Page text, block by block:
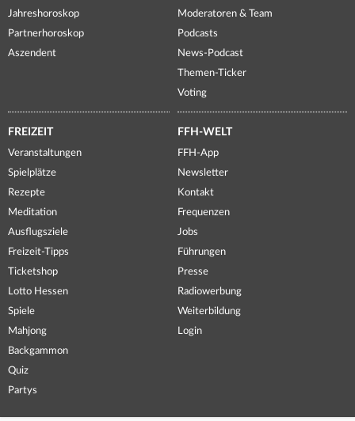
Jahreshoroskop
Partnerhoroskop
Aszendent
Moderatoren & Team
Podcasts
News-Podcast
Themen-Ticker
Voting
FREIZEIT
Veranstaltungen
Spielplätze
Rezepte
Meditation
Ausflugsziele
Freizeit-Tipps
Ticketshop
Lotto Hessen
Spiele
Mahjong
Backgammon
Quiz
Partys
FFH-WELT
FFH-App
Newsletter
Kontakt
Frequenzen
Jobs
Führungen
Presse
Radiowerbung
Weiterbildung
Login